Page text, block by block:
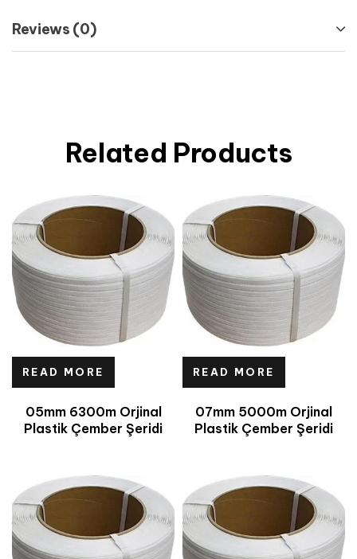
Reviews (0)
Related Products
READ MORE
05mm 6300m Orjinal
Plastik Çember Şeridi
READ MORE
07mm 5000m Orjinal
Plastik Çember Şeridi